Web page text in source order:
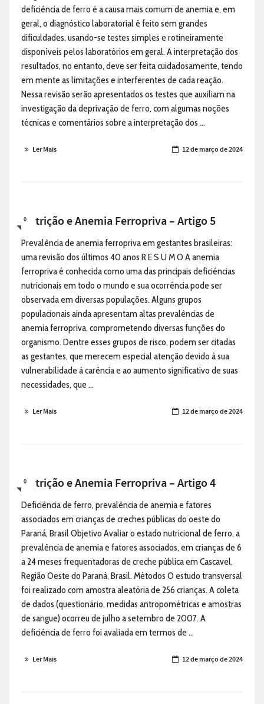
deficiência de ferro é a causa mais comum de anemia e, em
geral, o diagnóstico laboratorial é feito sem grandes
dificuldades, usando-se testes simples e rotineiramente
disponíveis pelos laboratórios em geral. A interpretação dos
resultados, no entanto, deve ser feita cuidadosamente, tendo
em mente as limitações e interferentes de cada reação.
Nessa revisão serão apresentados os testes que auxiliam na
investigação da deprivação de ferro, com algumas noções
técnicas e comentários sobre a interpretação dos ...
Ler Mais 12 de março de 2024
0
Nutrição e Anemia Ferropriva – Artigo 5
Prevalência de anemia ferropriva em gestantes brasileiras:
uma revisão dos últimos 40 anos R E S U M O A anemia
ferropriva é conhecida como uma das principais deficiências
nutricionais em todo o mundo e sua ocorrência pode ser
observada em diversas populações. Alguns grupos
populacionais ainda apresentam altas prevalências de
anemia ferropriva, comprometendo diversas funções do
organismo. Dentre esses grupos de risco, podem ser citadas
as gestantes, que merecem especial atenção devido à sua
vulnerabilidade à carência e ao aumento significativo de suas
necessidades, que ...
Ler Mais 12 de março de 2024
0
Nutrição e Anemia Ferropriva – Artigo 4
Deficiência de ferro, prevalência de anemia e fatores
associados em crianças de creches públicas do oeste do
Paraná, Brasil Objetivo Avaliar o estado nutricional de ferro, a
prevalência de anemia e fatores associados, em crianças de 6
a 24 meses frequentadoras de creche pública em Cascavel,
Região Oeste do Paraná, Brasil. Métodos O estudo transversal
foi realizado com amostra aleatória de 256 crianças. A coleta
de dados (questionário, medidas antropométricas e amostras
de sangue) ocorreu de julho a setembro de 2007. A
deficiência de ferro foi avaliada em termos de ...
Ler Mais 12 de março de 2024